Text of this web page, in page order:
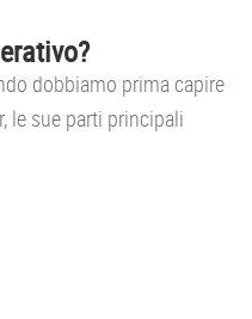
dobbiamo prima capire
le sue parti principali